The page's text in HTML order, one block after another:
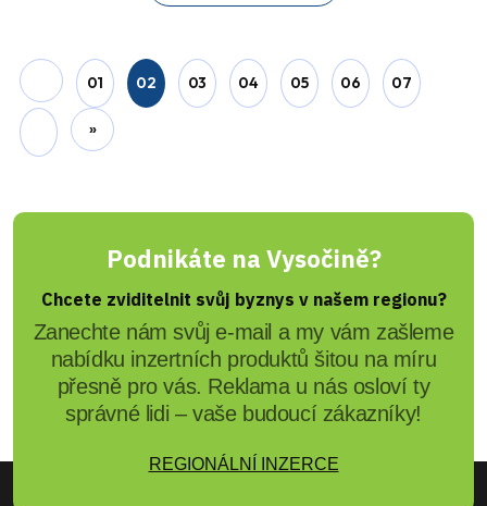
Michaela Prokopová
Dukovany obnovují výrobu na